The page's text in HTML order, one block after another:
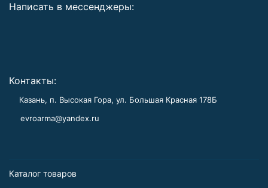
Написать в мессенджеры:
Контакты:
Казань, п. Высокая Гора, ул. Большая Красная 178Б
evroarma@yandex.ru
Каталог товаров